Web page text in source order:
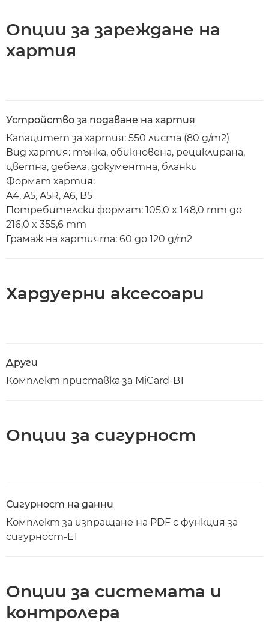
Опции за зареждане на
хартия
Устройство за подаване на хартия
Капацитет за хартия: 550 листа (80 g/m2)
Вид хартия: тънка, обикновена, рециклирана,
цветна, дебела, документна, бланки
Формат хартия:
A4, A5, A5R, A6, B5
Потребителски формат: 105,0 x 148,0 mm до
216,0 x 355,6 mm
Грамаж на хартията: 60 до 120 g/m2
Хардуерни аксесоари
Други
Комплект приставка за MiCard-B1
Опции за сигурност
Сигурност на данни
Комплект за изпращане на PDF с функция за
сигурност-E1
Опции за системата и
контролера